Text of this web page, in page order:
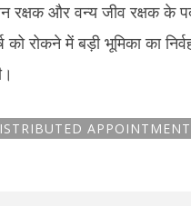
रक्षक और वन्य जीव रक्षक के
रोकने में बड़ी भूमिका का